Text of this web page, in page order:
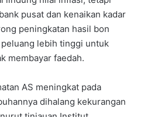
pusat dan kenaikan kadar
peningkatan hasil bon
lebih tinggi untuk
membayar faedah.
AS meningkat pada
dihalang kekurangan